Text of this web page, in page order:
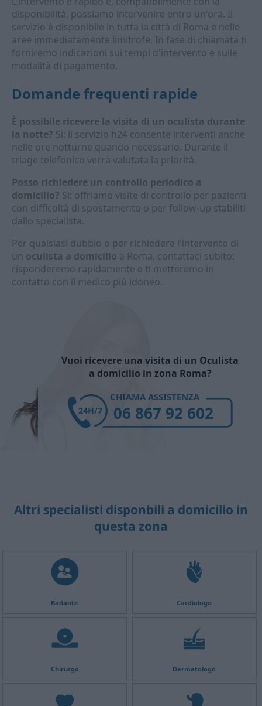
disponibilità, possiamo intervenire entro un'ora. Il
servizio è disponibile in tutta la città di Roma e nelle
aree immediatamente limitrofe. In fase di chiamata ti
forniremo indicazioni sui tempi d'intervento e sulle
modalità di pagamento.
Domande frequenti rapide
È possibile ricevere la visita di un oculista durante
la notte? Sì: il servizio h24 consente interventi anche
nelle ore notturne quando necessario. Durante il
triage telefonico verrà valutata la priorità.
Posso richiedere un controllo periodico a
domicilio? Sì: offriamo visite di controllo per pazienti
con difficoltà di spostamento o per follow-up stabiliti
dallo specialista.
Per qualsiasi dubbio o per richiedere l'intervento di
un oculista a domicilio a Roma, contattaci subito:
risponderemo rapidamente e ti metteremo in
contatto con il medico più idoneo.
Vuoi ricevere una visita di un Oculista
a domicilio in zona Roma?
CHIAMA ASSISTENZA
06 867 92 602
24H/7
Altri specialisti disponbili a domicilio in
questa zona
Badante Cardiologo
Chirurgo Dermatologo